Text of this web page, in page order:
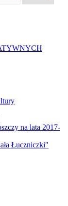
na lata 2017-
Łuczniczki"